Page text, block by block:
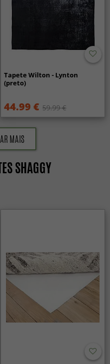
Tapete Wilton - Lynton
(preto)
44.99 € 59.99 €
MAIS
SHAGGY